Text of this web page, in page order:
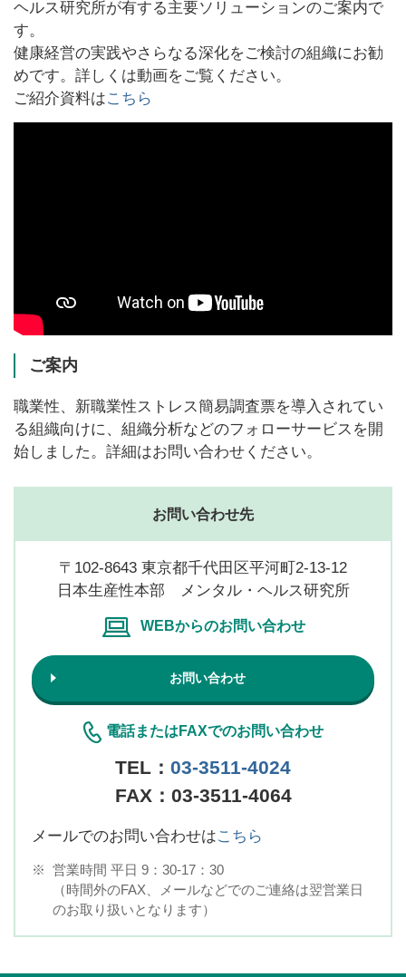
ヘルス研究所が有する主要ソリューションのご案内で
す。
健康経営の実践やさらなる深化をご検討の組織にお勧
めです。詳しくは動画をご覧ください。
ご紹介資料はこちら
ご案内
職業性、新職業性ストレス簡易調査票を導入されてい
る組織向けに、組織分析などのフォローサービスを開
始しました。詳細はお問い合わせください。
お問い合わせ先
〒102-8643 東京都千代田区平河町2-13-12
日本生産性本部 メンタル・ヘルス研究所
WEBからのお問い合わせ
お問い合わせ
電話またはFAXでのお問い合わせ
TEL： 03-3511-4024
FAX：03-3511-4064
メールでのお問い合わせはこちら
※ 営業時間 平日 9：30-17：30
（時間外のFAX、メールなどでのご連絡は翌営業日
のお取り扱いとなります）